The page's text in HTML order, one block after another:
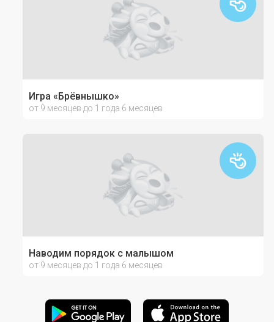
Игра «Брёвнышко»
от 9 месяцев до 1 года 6 месяцев
Наводим порядок с малышом
от 9 месяцев до 1 года 6 месяцев